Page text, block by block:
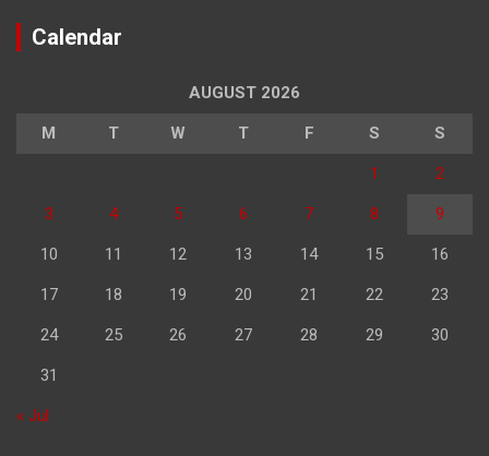
Calendar
AUGUST 2026
M T W T F S S
1 2
3 4 5 6 7 8 9
10 11 12 13 14 15 16
17 18 19 20 21 22 23
24 25 26 27 28 29 30
31
« Jul